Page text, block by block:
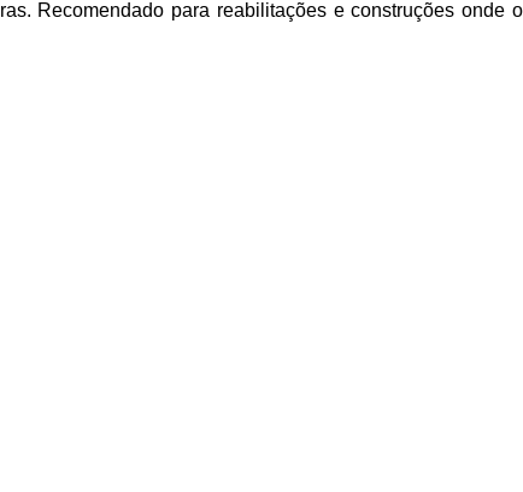
Recomendado para reabilitações e construções onde o